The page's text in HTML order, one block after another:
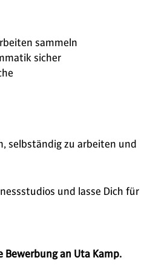
sammeln
sicher
selbständig zu arbeiten und
und lasse Dich für
an Uta Kamp.